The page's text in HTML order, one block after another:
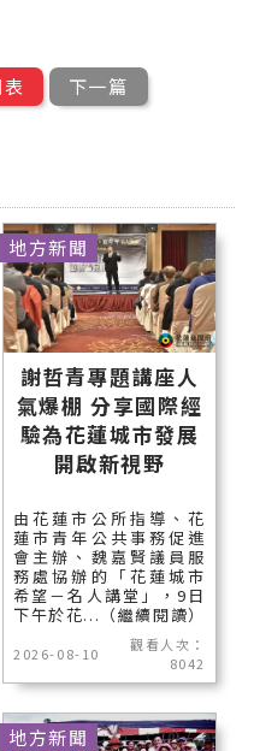
下一篇
謝哲青專題講座人
氣爆棚 分享國際經
驗為花蓮城市發展
開啟新視野
由花蓮市公所指導、花
蓮市青年公共事務促進
會主辦、魏嘉賢議員服
務處協辦的「花蓮城市
希望－名人講堂」，9日
下午於花...（繼續閱讀）
2026-08-10
觀看人次：
8042
地方新聞
地方新聞